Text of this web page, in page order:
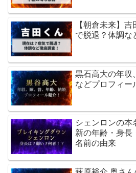
【朝倉未来】
で脱退？体調な
黒石高大の年収
などプロフィー
シェンロンの本
新の年齢・身長
名前の由来